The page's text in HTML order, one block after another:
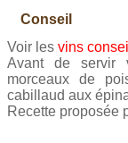
Conseil
Voir les vins
Avant de servir
morceaux de
cabillaud aux
Recette proposée